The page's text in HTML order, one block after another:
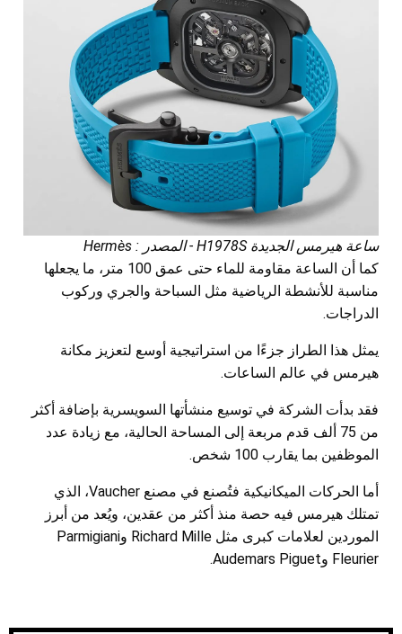
ساعة هيرمس الجديدة H1978S - المصدر : Hermès
كما أن الساعة مقاومة للماء حتى عمق 100 متر، ما يجعلها
مناسبة للأنشطة الرياضية مثل السباحة والجري وركوب
الدراجات.
يمثل هذا الطراز جزءًا من استراتيجية أوسع لتعزيز مكانة
هيرمس في عالم الساعات.
فقد بدأت الشركة في توسيع منشأتها السويسرية بإضافة أكثر
من 75 ألف قدم مربعة إلى المساحة الحالية، مع زيادة عدد
الموظفين بما يقارب 100 شخص.
أما الحركات الميكانيكية فتُصنع في مصنع Vaucher، الذي
تمتلك هيرمس فيه حصة منذ أكثر من عقدين، ويُعد من أبرز
الموردين لعلامات كبرى مثل Richard Mille وParmigiani
Fleurier وAudemars Piguet.